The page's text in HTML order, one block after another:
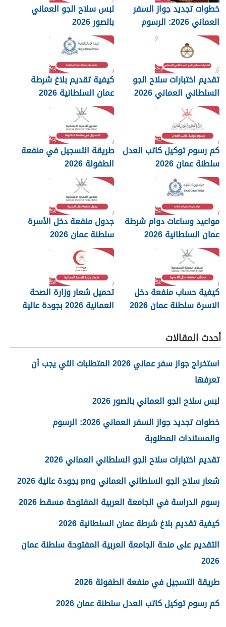
خطوات تجديد جواز السفر
العماني 2026: الرسوم
والمستندات المطلوبة
لبس سلاح الجو العماني
بالصور 2026
تقديم اختبارات سلاح الجو
السلطاني العماني 2026
كيفية تقديم بلاغ شرطة
عمان السلطانية 2026
كم رسوم توكيل كاتب العدل
سلطنة عمان 2026
طريقة التسجيل في منفعة
الطفولة 2026
مواعيد وساعات دوام شرطة
عمان السلطانية 2026
جدول منفعة دخل الأسرة
سلطنة عمان 2026
كيفية حساب منفعة دخل
الاسرة سلطنة عمان 2026
تحميل شعار وزارة الصحة
العمانية 2026 بجودة عالية
أحدث المقالات
استخراج جواز سفر عماني 2026 المتطلبات التي يجب أن
تعرفها
لبس سلاح الجو العماني بالصور 2026
خطوات تجديد جواز السفر العماني 2026: الرسوم
والمستندات المطلوبة
تقديم اختبارات سلاح الجو السلطاني العماني 2026
شعار سلاح الجو السلطاني العماني png بجودة عالية 2026
رسوم الدراسة في الجامعة العربية المفتوحة مسقط 2026
كيفية تقديم بلاغ شرطة عمان السلطانية 2026
التقديم على منحة الجامعة العربية المفتوحة سلطنة عمان
2026
طريقة التسجيل في منفعة الطفولة 2026
كم رسوم توكيل كاتب العدل سلطنة عمان 2026